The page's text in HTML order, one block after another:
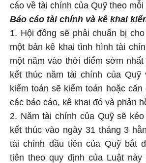
cáo về tài chính của Quỹ theo
Báo cáo tài chính và kê khai
1. Hội đồng sẽ phải chuẩn bị
một bản kê khai tình hình tài
một năm vào thời điểm sớm
kết thúc năm tài chính của Quỹ
kiểm toán sẽ kiểm toán hoặc
các báo cáo, kê khai đó và phản
2. Năm tài chính của Quỹ sẽ
kết thúc vào ngày 31 tháng 3
tài chính đầu tiên của Quỹ bắt
tiên theo quy định của Luật